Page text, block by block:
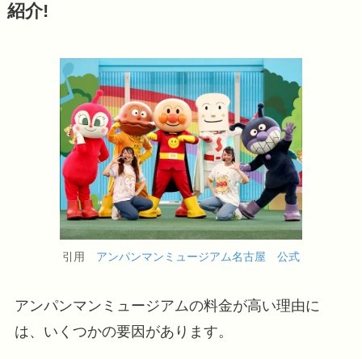
紹介!
引用 アンパンマンミュージアム名古屋 公式
アンパンマンミュージアムの料金が高い理由に
は、いくつかの要因があります。